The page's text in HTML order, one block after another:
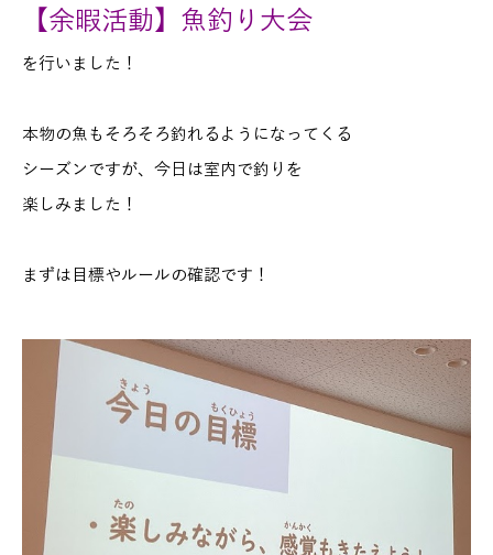
【余暇活動】魚釣り大会
を行いました！
本物の魚もそろそろ釣れるようになってくる
シーズンですが、今日は室内で釣りを
楽しみました！
まずは目標やルールの確認です！